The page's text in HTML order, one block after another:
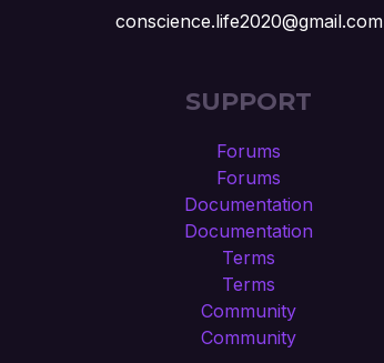
conscience.life2020@gmail.com
SUPPORT
Forums
Forums
Documentation
Documentation
Terms
Terms
Community
Community